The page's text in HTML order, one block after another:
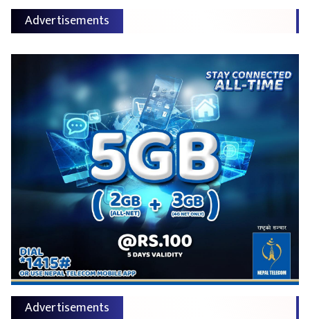
Advertisements
Advertisements